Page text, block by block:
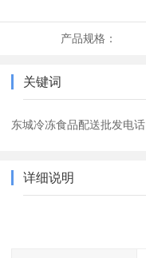
产品规格：
关键词
东城冷冻食品配送批发电话
详细说明